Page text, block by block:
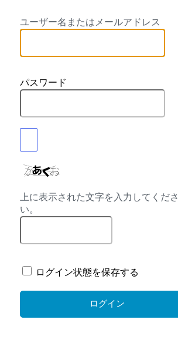
ユーザー名またはメールアドレス
パスワード
上に表示された文字を入力してくださ
い。
ログイン状態を保存する